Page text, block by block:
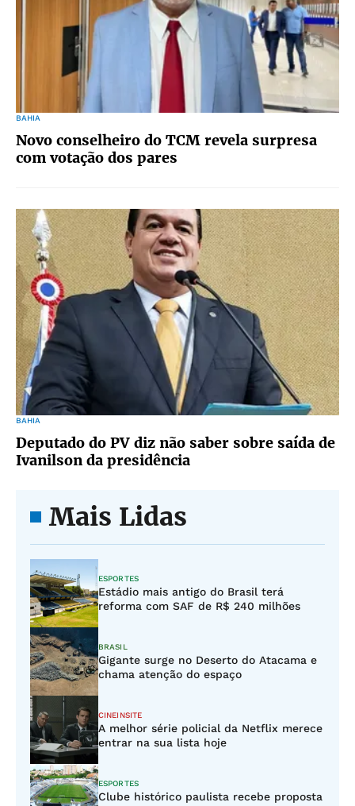
BAHIA
Novo conselheiro do TCM revela surpresa
com votação dos pares
BAHIA
Deputado do PV diz não saber sobre saída de
Ivanilson da presidência
Mais Lidas
ESPORTES
Estádio mais antigo do Brasil terá
reforma com SAF de R$ 240 milhões
BRASIL
Gigante surge no Deserto do Atacama e
chama atenção do espaço
CINEINSITE
A melhor série policial da Netflix merece
entrar na sua lista hoje
ESPORTES
Clube histórico paulista recebe proposta